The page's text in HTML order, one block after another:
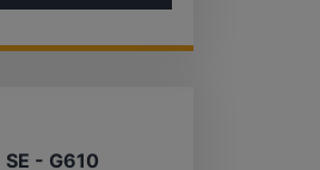
SE - G610